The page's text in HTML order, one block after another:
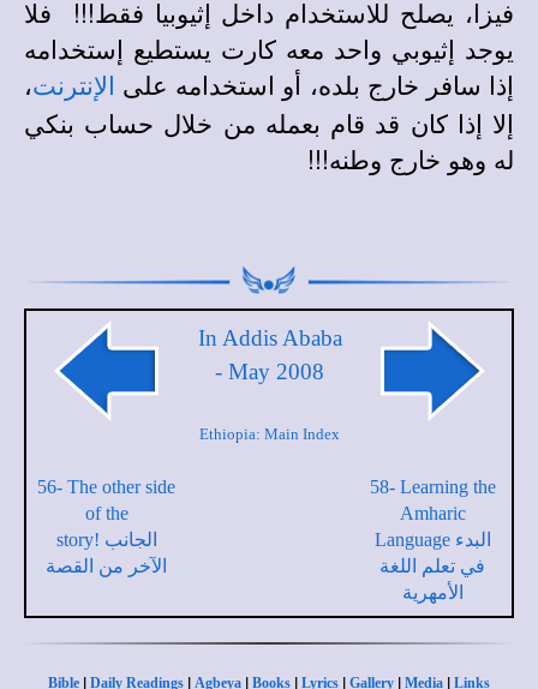
فيزا، يصلح للاستخدام داخل إثيوبيا فقط!!! فلا
يوجد إثيوبي واحد معه كارت يستطيع إستخدامه
إذا سافر خارج بلده، أو استخدامه على
الإنترنت،
إلا إذا كان قد قام بعمله من خلال حساب بنكي
له وهو خارج وطنه!!!
56- The other side
of the
story! الجانب
الآخر من القصة
In Addis Ababa
- May 2008
Ethiopia: Main Index
58- Learning the
Amharic
Language البدء
في تعلم اللغة
الأمهرية
Bible | Daily Readings | Agbeya | Books | Lyrics | Gallery | Media | Links